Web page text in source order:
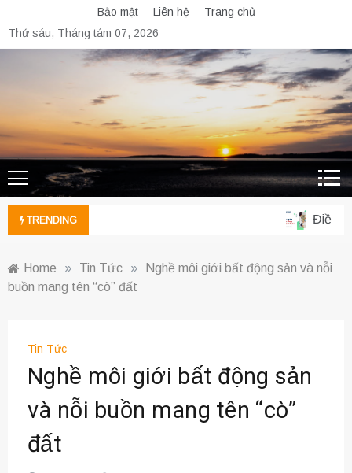
to
content
Bảo mật Liên hệ
Trang chủ
Thứ sáu, Tháng tám 07, 2026
TRENDING Điều
Home » Tin Tức »
Nghề môi giới bất động sản và nỗi
buồn mang tên “cò” đất
Tin Tức
Nghề môi giới bất động sản
và nỗi buồn mang tên “cò”
đất